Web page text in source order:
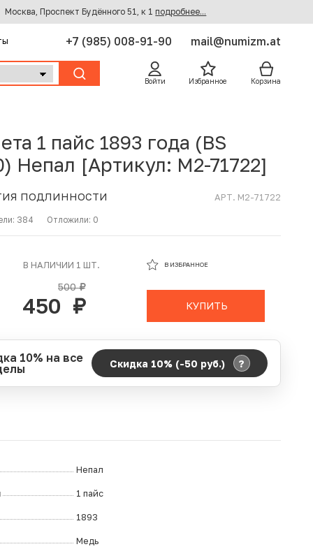
Москва, Проспект Будённого 51, к 1 подробнее...
+7 (985) 008-91-90 mail@numizm.at
Войти Избранное Корзина
1 пайс 1893 года (BS
Непал [Артикул: M2-71722]
ПОДЛИННОСТИ АРТ. M2-71722
384 Отложили: 0
В НАЛИЧИИ 1 ШТ.
500руб.
450 руб.
В ИЗБРАННОЕ
КУПИТЬ
10% на все
Скидка 10% (-50 руб.) ?
Непал
1 пайс
1893
Медь